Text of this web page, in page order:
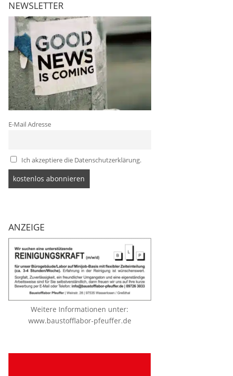
NEWSLETTER
E-Mail Adresse
Ich akzeptiere die Datenschutzerklärung.
ANZEIGE
Weitere Informationen unter:
www.baustofflabor-pfeuffer.de